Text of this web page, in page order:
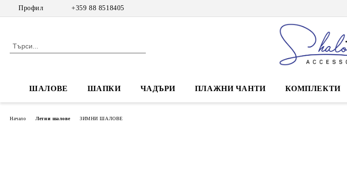
Профил +359 88 8518405
ШАЛОВЕ ШАПКИ ЧАДЪРИ ПЛАЖНИ ЧАНТИ КОМПЛЕКТИ
Начало Летни шалове ЗИМНИ ШАЛОВЕ